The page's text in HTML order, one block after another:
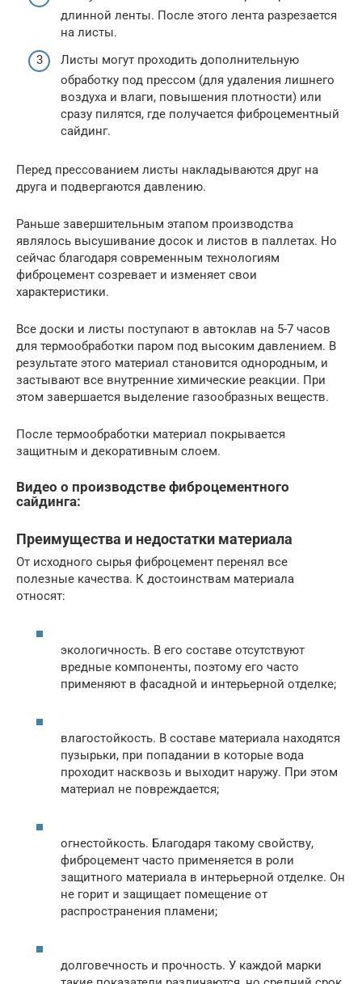
длинной ленты. После этого лента разрезается
на листы.
Листы могут проходить дополнительную
обработку под прессом (для удаления лишнего
воздуха и влаги, повышения плотности) или
сразу пилятся, где получается фиброцементный
сайдинг.
Перед прессованием листы накладываются друг на
друга и подвергаются давлению.
Раньше завершительным этапом производства
являлось высушивание досок и листов в паллетах. Но
сейчас благодаря современным технологиям
фиброцемент созревает и изменяет свои
характеристики.
Все доски и листы поступают в автоклав на 5-7 часов
для термообработки паром под высоким давлением. В
результате этого материал становится однородным, и
застывают все внутренние химические реакции. При
этом завершается выделение газообразных веществ.
После термообработки материал покрывается
защитным и декоративным слоем.
Видео о производстве фиброцементного
сайдинга:
Преимущества и недостатки материала
От исходного сырья фиброцемент перенял все
полезные качества. К достоинствам материала
относят:
экологичность. В его составе отсутствуют
вредные компоненты, поэтому его часто
применяют в фасадной и интерьерной отделке;
влагостойкость. В составе материала находятся
пузырьки, при попадании в которые вода
проходит насквозь и выходит наружу. При этом
материал не повреждается;
огнестойкость. Благодаря такому свойству,
фиброцемент часто применяется в роли
защитного материала в интерьерной отделке. Он
не горит и защищает помещение от
распространения пламени;
долговечность и прочность. У каждой марки